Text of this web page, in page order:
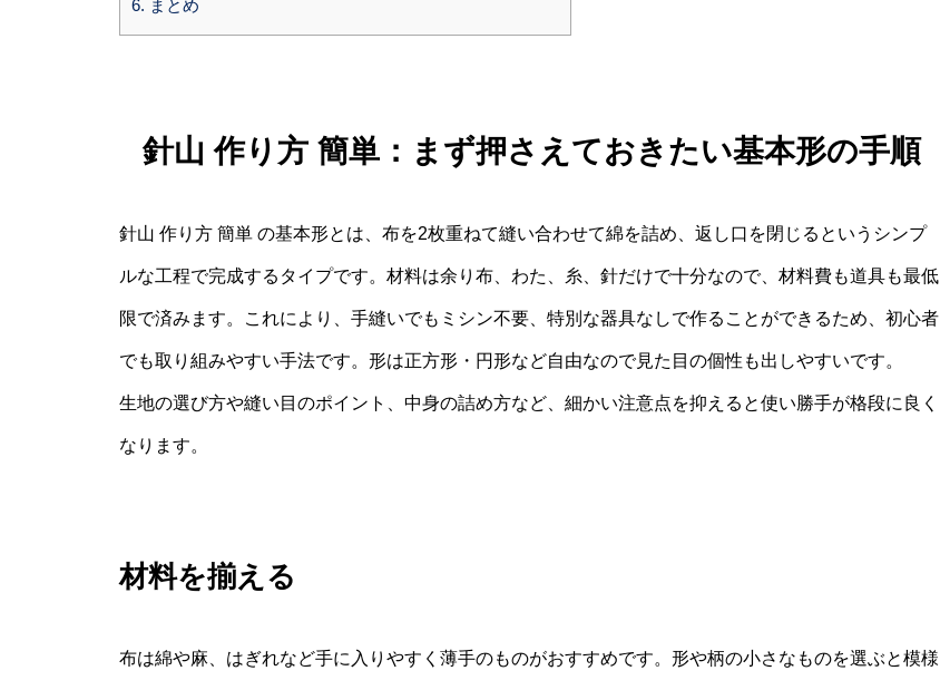
6. まとめ
針山 作り方 簡単：まず押さえておきたい基本形の手順
針山 作り方 簡単 の基本形とは、布を2枚重ねて縫い合わせて綿を詰め、返し口を閉じるというシンプ
ルな工程で完成するタイプです。材料は余り布、わた、糸、針だけで十分なので、材料費も道具も最低
限で済みます。これにより、手縫いでもミシン不要、特別な器具なしで作ることができるため、初心者
でも取り組みやすい手法です。形は正方形・円形など自由なので見た目の個性も出しやすいです。
生地の選び方や縫い目のポイント、中身の詰め方など、細かい注意点を抑えると使い勝手が格段に良く
なります。
材料を揃える
布は綿や麻、はぎれなど手に入りやすく薄手のものがおすすめです。形や柄の小さなものを選ぶと模様